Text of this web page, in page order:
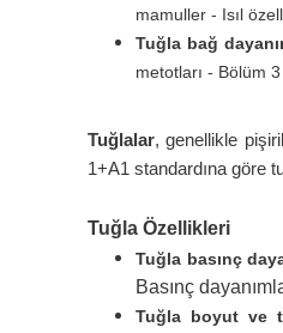
mamuller - Isıl
Tuğla bağ
metotları - Bölüm
Tuğlalar, genellikle
1+A1 standardına göre
Tuğla Özellikleri
Tuğla basınç
Basınç
Tuğla boyut ve